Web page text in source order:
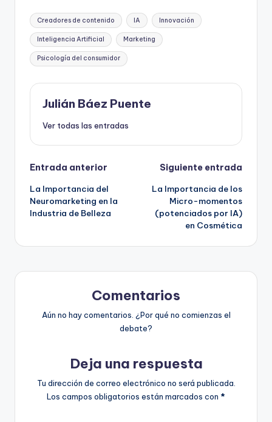
Etiquetas:
Creadores de contenido IA Innovación
Inteligencia Artificial Marketing
Psicología del consumidor
Julián Báez Puente
Ver todas las entradas
Navegación
de
entradas
Entrada anterior
La Importancia del
Neuromarketing en la
Industria de Belleza
Siguiente entrada
La Importancia de los
Micro-momentos
(potenciados por IA)
en Cosmética
Comentarios
Aún no hay comentarios. ¿Por qué no comienzas el
debate?
Deja una respuesta
Tu dirección de correo electrónico no será publicada.
Los campos obligatorios están marcados con *